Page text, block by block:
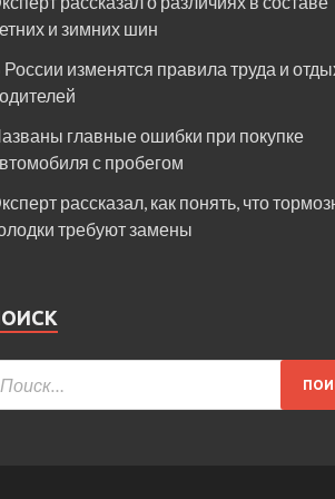
и зимних шин
России изменятся правила труда и
главные ошибки при покупке
с пробегом
рассказал, как понять, что
требуют замены